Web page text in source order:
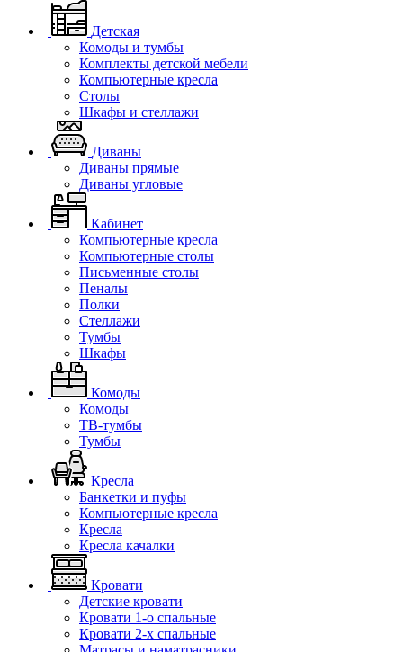
Детская
Комоды и тумбы
Комплекты детской мебели
Компьютерные кресла
Столы
Шкафы и стеллажи
Диваны
Диваны прямые
Диваны угловые
Кабинет
Компьютерные кресла
Компьютерные столы
Письменные столы
Пеналы
Полки
Стеллажи
Тумбы
Шкафы
Комоды
Комоды
ТВ-тумбы
Тумбы
Кресла
Банкетки и пуфы
Компьютерные кресла
Кресла
Кресла качалки
Кровати
Детские кровати
Кровати 1-о спальные
Кровати 2-х спальные